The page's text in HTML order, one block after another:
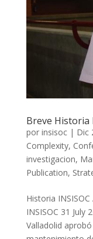
Breve Historia
por insisoc| Dic
Complexity,
investigacion,
Publication,
Historia
INSISOC 31 July
Valladolid